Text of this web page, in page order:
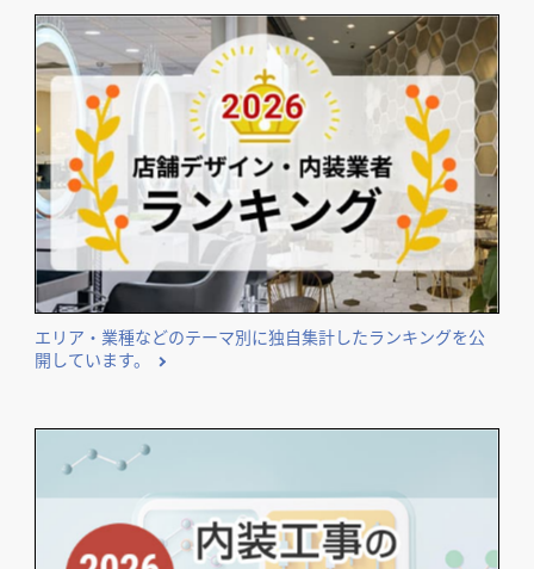
店舗デザイン検討時の
資料請求がおススメ！／
開業･改装をご検討のオーナー様に役立つコンテンツ